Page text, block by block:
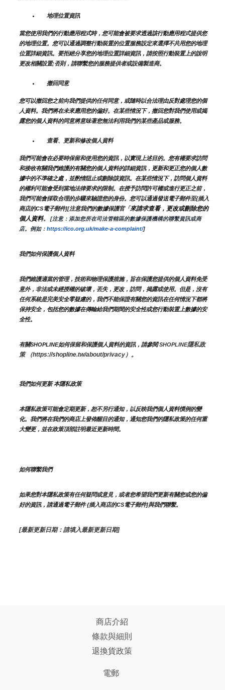
地理位置資訊
當您使用我們的行動應用程式時，您可能會被要求透過該行動應用程式提供您
的地理位置。您可以通過調整行動裝置的位置服務設定來選擇不共用您的地理
位置詳細資訊。要拒絕分享您的地理位置詳細資訊，請按照行動裝置上的說明
更改相關設置;否則，請聯繫您的服務提供者或設備製造商。
撤回同意
您可以撤回您之前向我們提供的任何同意，或隨時以合法理由反對處理您的個
人資料。我們將在未來應用您的偏好。在某些情況下，撤回您對我們使用或揭
露您的個人資料的同意將意味著您無法利用我們的某些產品或服務。
查看、更新和修改個人資料
我們可能會在必要時保留和使用您的資訊，以實現上述目的。您有權要求訪問
和接收有關我們維護的有關您的個人資料的詳細資訊，更新和更正您的個人數
據中的不準確之處，並酌情阻止或刪除該資訊。在某些情況下，訪問個人資料
的權利可能會受到當地法律要求的限制。在授予訪問許可權或進行更正之前，
我們可能會採取合理的步驟來驗證您的身份。您可以通過發送電子郵件至{插入
商店的CS電子郵件][注意我們的數據保護官「來請求查看，更改或刪除您的
個人資料。
[注意：添加您所在司法管轄區的數據保護機構的聯繫資訊或商
店。例如： https://ico.org.uk/make-a-complaint/]
我們如何保護個人資料
我們維護適當的管理，技術和物理保護措施，旨在保護您提供的個人資料免受
意外，非法或未經授權的破壞，丟失，更改，訪問，揭露或使用。但是，沒有
任何系統是完美安全零疑慮的，我們不能保證有關您的資訊在任何情況下都將
保持安全，包括您的數據在傳輸給我們期間的安全性或您行動裝置上數據的安
全性。
有關SHOPLINE如何保留和保護個人資料的資訊，請參閱 SHOPLINE隱私政
策 （https://shopline.tw/about/privacy）。
我們如何更新 本隱私政策
本隱私政策可能會定期更新，恕不另行通知，以反映我們個人資料慣例的變
化。我們將在我們的商店上發佈醒目的通知，通知您我們的隱私政策的任何重
大變更，並在政策頂部註明最近更新時間。
如何聯繫我們
如果您對本隱私政策有任何疑問或意見，或者您希望我們更新有關您或您的偏
好的資訊，請通過電子郵件 {插入商店的CS電子郵件]與我們聯繫。
[最新更新日期：請填入最新更新日期]
商店介紹
條款與細則
退換貨政策
電郵